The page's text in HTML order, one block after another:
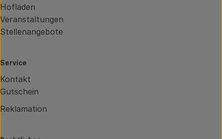
Hofladen
Veranstaltungen
Stellenangebote
Service
Kontakt
Gutschein
Reklamation